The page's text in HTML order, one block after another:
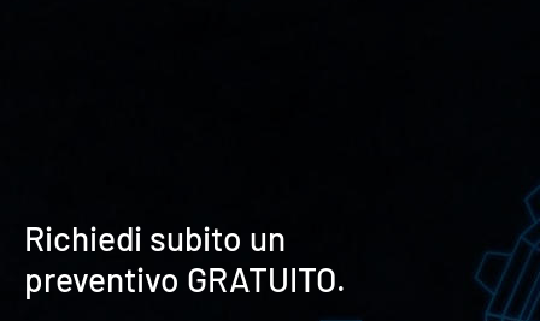
Richiedi subito un
preventivo GRATUITO.